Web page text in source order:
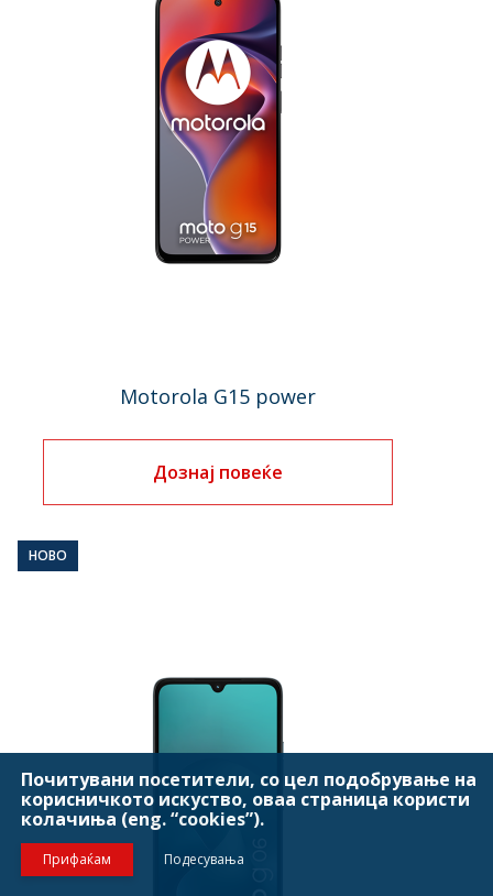
Motorola G15 power
Дознај повеќе
НОВО
Почитувани посетители, со цел подобрување на
корисничкото искуство, оваа страница користи
колачиња (eng. “cookies”).
Прифаќам Подесувања